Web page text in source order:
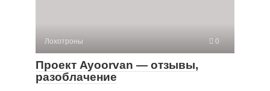
Лохотроны 0
Проект Ayoorvan — отзывы,
разоблачение